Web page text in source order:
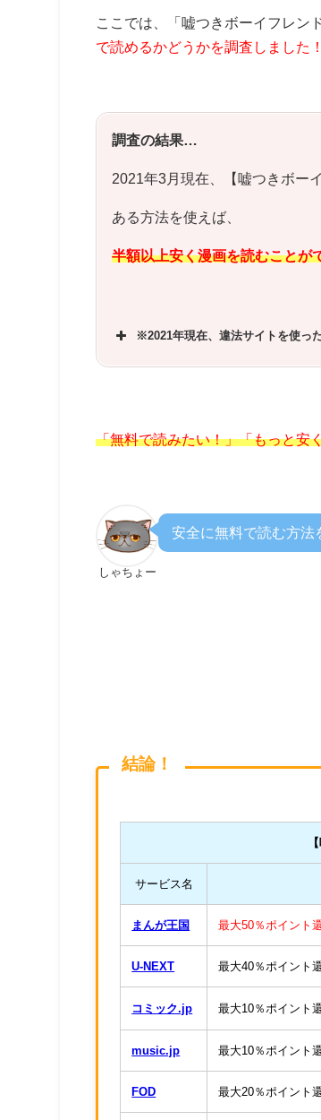
ここでは、「嘘つきボーイフレン
で読めるかどうかを調査しました！
調査の結果…
2021年3月現在、【嘘つきボー
ある方法を使えば、
半額以上安く漫画を読むことが
※2021年現在、違法サイトを使っ
「無料で読みたい！」「もっと安
しゃちょー
安全に無料で読む方法
結論！
サービス名
まんが王国 最大50％ポイント
U-NEXT 最大40％ポイント
コミック.jp 最大10％ポイント
music.jp 最大10％ポイント
FOD 最大20％ポイント